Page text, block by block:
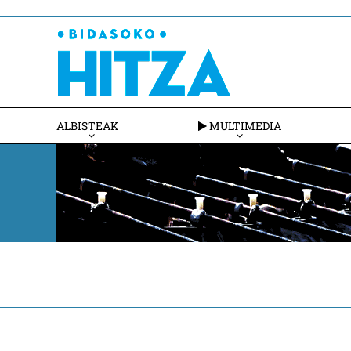
ALBISTEAK MULTIMEDIA